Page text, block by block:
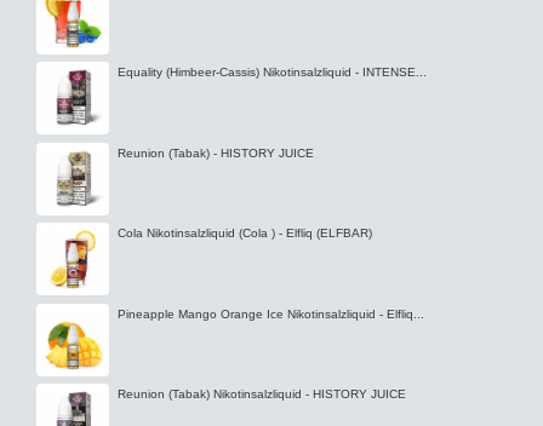
Equality (Himbeer-Cassis) Nikotinsalzliquid - INTENSE...
Reunion (Tabak) - HISTORY JUICE
Cola Nikotinsalzliquid (Cola ) - Elfliq (ELFBAR)
Pineapple Mango Orange Ice Nikotinsalzliquid - Elfliq...
Reunion (Tabak) Nikotinsalzliquid - HISTORY JUICE